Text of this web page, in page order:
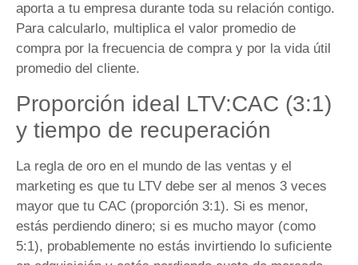
aporta a tu empresa durante toda su relación contigo.
Para calcularlo, multiplica el valor promedio de
compra por la frecuencia de compra y por la vida útil
promedio del cliente.
Proporción ideal LTV:CAC (3:1)
y tiempo de recuperación
La regla de oro en el mundo de las ventas y el
marketing es que tu LTV debe ser al menos 3 veces
mayor que tu CAC (proporción 3:1). Si es menor,
estás perdiendo dinero; si es mucho mayor (como
5:1), probablemente no estás invirtiendo lo suficiente